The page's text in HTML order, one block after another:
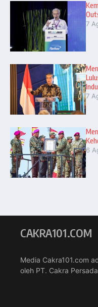
7
7
6
CAKRA101.COM
Media Cakra101.com
oleh PT. Cakra